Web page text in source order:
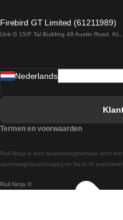
Treinen van
Treinen van
Treinen
Firebird GT Limited (61211989)
Unit G 15/F Tal Building 49 Austin Road,
Rail Ninja ®
Rail Ninja is een reserveringsservice voor
spoorwegmaatschappij en bezit of
Nederlands
Termen en voorwaarden